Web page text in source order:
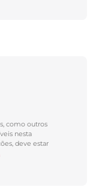
como outros
nesta
deve estar